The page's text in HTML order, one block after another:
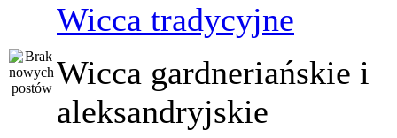
Wicca tradycyjne
Wicca gardneriańskie i
aleksandryjskie